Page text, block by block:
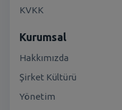
KVKK
Kurumsal
Hakkımızda
Şirket Kültürü
Yönetim